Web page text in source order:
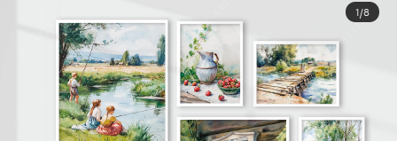
1/8